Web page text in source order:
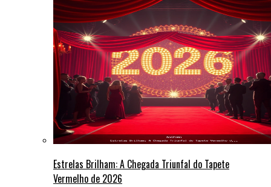
Estrelas Brilham: A Chegada Triunfal do Tapete
Vermelho de 2026